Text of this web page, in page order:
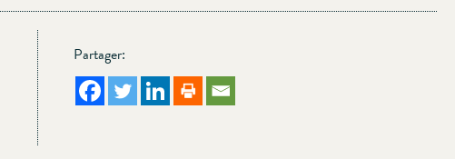
Partager: